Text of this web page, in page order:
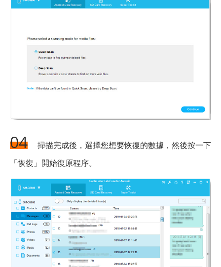
04
掃描完成後，選擇您想要恢復的數據，然後按一下
「恢復」開始復原程序。